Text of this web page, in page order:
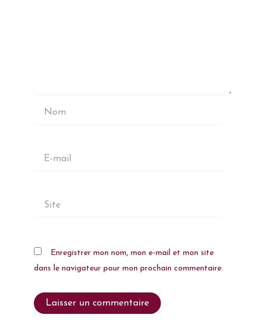
Nom
mail
Site
Enregistrer mon nom, mon e-mail et mon site
dans le navigateur pour mon prochain commentaire.